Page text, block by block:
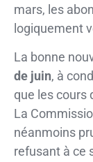
mars, les
logiquement
La bonne
de juin, à
que les cours
La
néanmoins
refusant à ce